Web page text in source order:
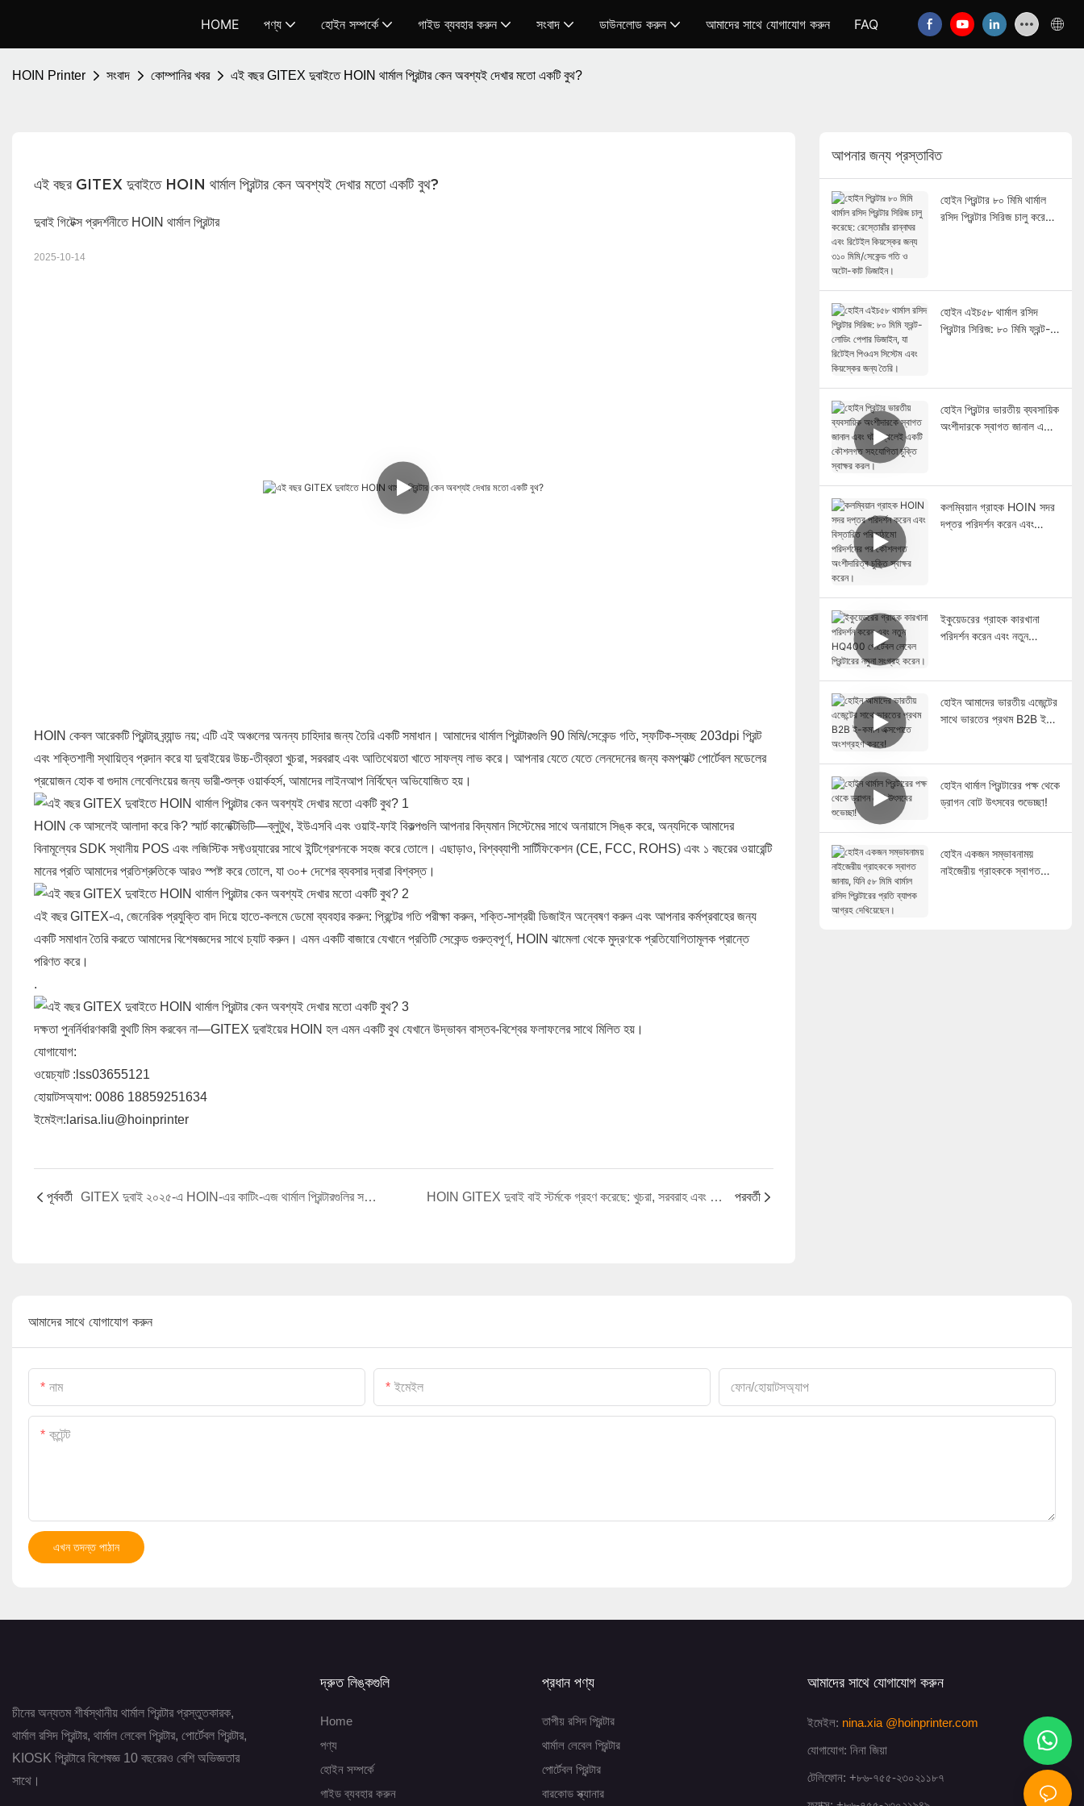
HOME পণ্য হোইন সম্পর্কে গাইড ব্যবহার করুন সংবাদ ডাউনলোড করুন আমাদের সাথে যোগাযোগ করুন FAQ
HOIN Printer সংবাদ কোম্পানির খবর এই বছর GITEX দুবাইতে HOIN থার্মাল প্রিন্টার কেন অবশ্যই দেখার মতো একটি বুথ?
এই বছর GITEX দুবাইতে HOIN থার্মাল প্রিন্টার কেন অবশ্যই দেখার মতো একটি বুথ?
দুবাই গিটেক্স প্রদর্শনীতে HOIN থার্মাল প্রিন্টার
2025-10-14
HOIN কেবল আরেকটি প্রিন্টার ব্র্যান্ড নয়; এটি এই অঞ্চলের অনন্য চাহিদার জন্য তৈরি একটি সমাধান। আমাদের থার্মাল প্রিন্টারগুলি 90 মিমি/সেকেন্ড গতি, স্ফটিক-স্বচ্ছ 203dpi প্রিন্ট
এবং শক্তিশালী স্থায়িত্ব প্রদান করে যা দুবাইয়ের উচ্চ-তীব্রতা খুচরা, সরবরাহ এবং আতিথেয়তা খাতে সাফল্য লাভ করে। আপনার যেতে যেতে লেনদেনের জন্য কমপ্যাক্ট পোর্টেবল মডেলের
প্রয়োজন হোক বা গুদাম লেবেলিংয়ের জন্য ভারী-শুল্ক ওয়ার্কহর্স, আমাদের লাইনআপ নির্বিঘ্নে অভিযোজিত হয়।
HOIN কে আসলেই আলাদা করে কি? স্মার্ট কানেক্টিভিটি—ব্লুটুথ, ইউএসবি এবং ওয়াই-ফাই বিকল্পগুলি আপনার বিদ্যমান সিস্টেমের সাথে অনায়াসে সিঙ্ক করে, অন্যদিকে আমাদের
বিনামূল্যের SDK স্থানীয় POS এবং লজিস্টিক সফ্টওয়্যারের সাথে ইন্টিগ্রেশনকে সহজ করে তোলে। এছাড়াও, বিশ্বব্যাপী সার্টিফিকেশন (CE, FCC, ROHS) এবং ১ বছরের ওয়ারেন্টি
মানের প্রতি আমাদের প্রতিশ্রুতিকে আরও স্পষ্ট করে তোলে, যা ৩০+ দেশের ব্যবসার দ্বারা বিশ্বস্ত।
এই বছর GITEX-এ, জেনেরিক প্রযুক্তি বাদ দিয়ে হাতে-কলমে ডেমো ব্যবহার করুন: প্রিন্টের গতি পরীক্ষা করুন, শক্তি-সাশ্রয়ী ডিজাইন অন্বেষণ করুন এবং আপনার কর্মপ্রবাহের জন্য
একটি সমাধান তৈরি করতে আমাদের বিশেষজ্ঞদের সাথে চ্যাট করুন। এমন একটি বাজারে যেখানে প্রতিটি সেকেন্ড গুরুত্বপূর্ণ, HOIN ঝামেলা থেকে মুদ্রণকে প্রতিযোগিতামূলক প্রান্তে
পরিণত করে।
.
দক্ষতা পুনর্নির্ধারণকারী বুথটি মিস করবেন না—GITEX দুবাইয়ের HOIN হল এমন একটি বুথ যেখানে উদ্ভাবন বাস্তব-বিশ্বের ফলাফলের সাথে মিলিত হয়।
যোগাযোগ:
ওয়েচ্যাট :lss03655121
হোয়াটসঅ্যাপ: 0086 18859251634
ইমেইল:larisa.liu@hoinprinter
পূর্ববর্তী GITEX দুবাই ২০২৫-এ HOIN-এর কাটিং-এজ থার্মাল প্রিন্টারগুলির সরাসরি অভিজ্ঞতা নিন HOIN GITEX দুবাই বাই স্টর্মকে গ্রহণ করেছে: খুচরা, সরবরাহ এবং আরও অনেক কিছুর জন্য নির্ভরযোগ্য তাপীয় মুদ্রণ অন্বেষণ করুন পরবর্তী
আপনার জন্য প্রস্তাবিত
হোইন প্রিন্টার ৮০ মিমি থার্মাল
রসিদ প্রিন্টার সিরিজ চালু করেছে:
হোইন এইচ৫৮ থার্মাল রসিদ
প্রিন্টার সিরিজ: ৮০ মিমি ফ্রন্ট-
হোইন প্রিন্টার ভারতীয় ব্যবসায়িক
অংশীদারকে স্বাগত জানাল এবং
কলম্বিয়ান গ্রাহক HOIN সদর
দপ্তর পরিদর্শন করেন এবং
ইকুয়েডরের গ্রাহক কারখানা
পরিদর্শন করেন এবং নতুন
হোইন আমাদের ভারতীয় এজেন্টের
সাথে ভারতের প্রথম B2B ই-
হোইন থার্মাল প্রিন্টারের পক্ষ থেকে
ড্রাগন বোট উৎসবের শুভেচ্ছা!
হোইন একজন সম্ভাবনাময়
নাইজেরীয় গ্রাহককে স্বাগত
আমাদের সাথে যোগাযোগ করুন
নাম ইমেইল ফোন/হোয়াটসঅ্যাপ
কন্টেন্ট
এখন তদন্ত পাঠান
চীনের অন্যতম শীর্ষস্থানীয় থার্মাল প্রিন্টার প্রস্তুতকারক,
থার্মাল রসিদ প্রিন্টার, থার্মাল লেবেল প্রিন্টার, পোর্টেবল প্রিন্টার,
KIOSK প্রিন্টারে বিশেষজ্ঞ 10 বছরেরও বেশি অভিজ্ঞতার
সাথে।
দ্রুত লিঙ্কগুলি
Home
পণ্য
হোইন সম্পর্কে
গাইড ব্যবহার করুন
প্রধান পণ্য
তাপীয় রসিদ প্রিন্টার
থার্মাল লেবেল প্রিন্টার
পোর্টেবল প্রিন্টার
বারকোড স্ক্যানার
আমাদের সাথে যোগাযোগ করুন
ইমেইল: nina.xia @hoinprinter.com
যোগাযোগ: নিনা জিয়া
টেলিফোন: +৮৬-৭৫৫-২৩০২১১৮৭